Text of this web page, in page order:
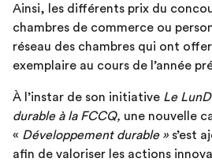
Ainsi, les différents prix du
chambres de commerce ou
réseau des chambres qui ont
exemplaire au cours de l’année
À l’instar de son initiative Le
durable à la FCCQ, une nouvelle
« Développement durable » s’est
afin de valoriser les actions